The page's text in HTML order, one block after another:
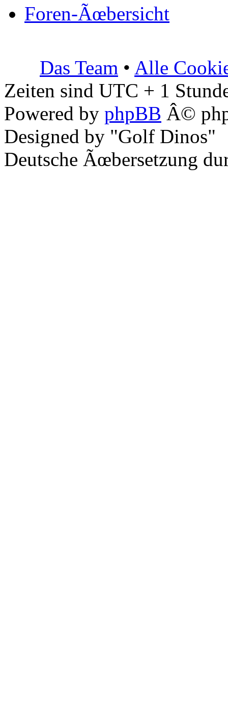
Foren-Ãœbersicht
Das Team • Alle
Zeiten sind UTC + 1
Powered by phpBB Â©
Designed by "Golf Dinos"
Deutsche Ãœbersetzung